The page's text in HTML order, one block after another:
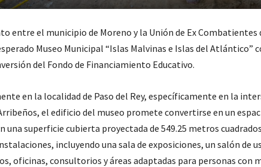
entre el municipio de Moreno y la Unión de Ex Combatientes
Museo Municipal “Islas Malvinas e Islas del Atlántico”
del Fondo de Financiamiento Educativo.
en la localidad de Paso del Rey, específicamente en la
el edificio del museo promete convertirse en un
una superficie cubierta proyectada de 549.25 metros
incluyendo una sala de exposiciones, un salón de
oficinas, consultorios y áreas adaptadas para personas con